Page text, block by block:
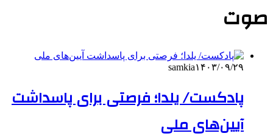
صوت
samkia۱۴۰۳/۰۹/۲۹
پادکست/ یلدا؛ فرصتی برای پاسداشت
آیین‌های ملی